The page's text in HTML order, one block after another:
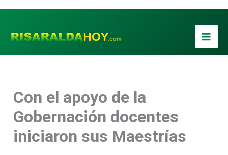
Con el apoyo de la
Gobernación docentes
iniciaron sus Maestrías